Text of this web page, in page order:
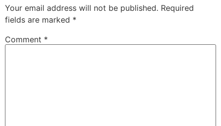
Your email address will not be published. Required
fields are marked *
Comment *